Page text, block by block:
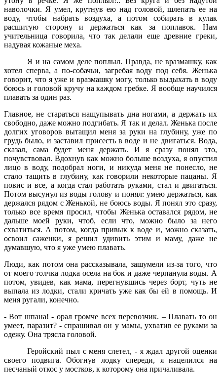
наволочки. Я умел, крутнув ею над головой, шлепать ее на
воду, чтобы набрать воздуха, а потом собирать в кулак
расшитую сторону и держаться как за поплавок. Нам
учительница говорила, что так делали еще древние греки,
надувая кожаные меха.
Я и на самом деле поплыл. Правда, не вразмашку, как
хотел сперва, а по-собачьи, загребая воду под себя. Женька
говорит, что я уже и вразмашку могу, только выдыхать в воду
боюсь и головой кручу на каждом гребке. Я вообще научился
плавать за один раз.
Главное, не стараться нащупывать дна ногами, а держать их
свободно, даже можно подгибать. Я так и делал. Женька после
долгих уговоров вытащил меня за руки на глубину, уже по
грудь было, и заставил присесть в воде и не двигаться. Вода,
сказал, сама будет меня держать. И я сразу понял это,
почувствовал. Вдохнув как можно больше воздуха, я опустил
лицо в воду, подобрал ноги, и никуда меня не понесло, не
стало тащить в глубину, как говорили некоторые пацаны. Я
повис и все, а когда стал работать руками, стал и двигаться.
Потом высунул из воды голову и понял: умею держаться, как
держался рядом с Женькой, не боюсь воды. Я понял это сразу,
только все время просил, чтобы Женька оставался рядом, не
дальше моей руки, чтоб, если что, можно было за него
схватиться. А потом, когда привык к воде и, можно сказать,
освоил саженки, я решил удивить этим и маму, даже не
думавшую, что я уже умею плавать.
Люди, как потом она рассказывала, зашумели из-за того, что
от моего толчка лодка осела на бок и даже черпанула воды. А
потом, увидев, как мама, перегнувшись через борт, чуть не
выпала из лодки, стали кричать уже как бы ей в помощь. И
меня ругали, конечно.
- Вот шпана! - орал громче всех перевозчик. – Плавать то он
умеет, паразит? - спрашивал он у мамы, ухватив ее руками за
одежу. Она трясла головой.
Геройский пыл с меня слетел, - я ждал другой оценки
своего подвига. Обогнув лодку спереди, я нацелился на
песчаный откос у мостков, к которому она причаливала.